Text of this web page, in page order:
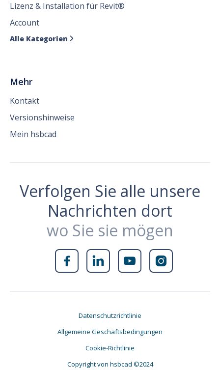
Lizenz & Installation für Revit®
Account
Alle Kategorien 
Mehr
Kontakt
Versionshinweise
Mein hsbcad
Verfolgen Sie alle unsere
Nachrichten dort
wo Sie sie mögen
   
Datenschutzrichtlinie
Allgemeine Geschäftsbedingungen
Cookie-Richtlinie
Copyright von hsbcad ©2024